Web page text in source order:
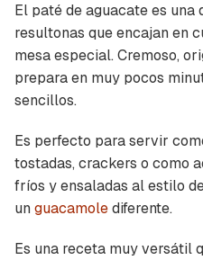
El paté de aguacate es una
resultonas que encajan en
mesa especial. Cremoso,
prepara en muy pocos
sencillos.
Es perfecto para servir
tostadas, crackers o como
fríos y ensaladas al estilo
un guacamolediferente.
Es una receta muy versátil